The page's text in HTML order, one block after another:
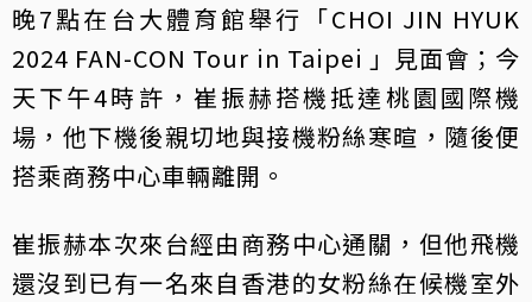
晚7點在台大體育館舉行「CHOI JIN HYUK
2024 FAN-CON Tour in Taipei 」見面會；今
天下午4時許，崔振赫搭機抵達桃園國際機
場，他下機後親切地與接機粉絲寒暄，隨後便
搭乘商務中心車輛離開。
崔振赫本次來台經由商務中心通關，但他飛機
還沒到已有一名來自香港的女粉絲在候機室外